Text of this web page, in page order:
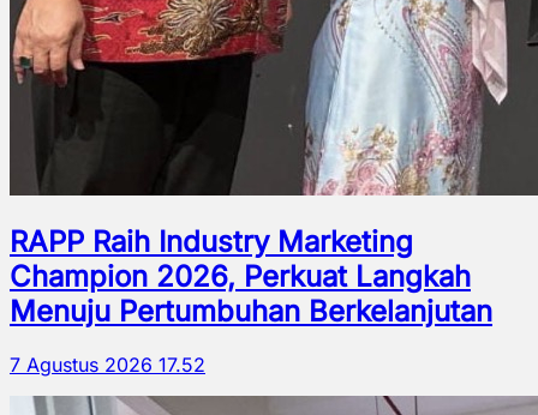
RAPP Raih Industry Marketing
Champion 2026, Perkuat Langkah
Menuju Pertumbuhan Berkelanjutan
7 Agustus 2026 17.52